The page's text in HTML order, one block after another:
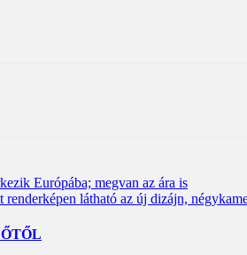
Európába; megvan az ára is
látható az új dizájn,